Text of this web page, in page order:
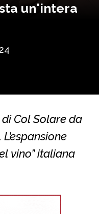
un'intera
Col Solare da
vino” italiana